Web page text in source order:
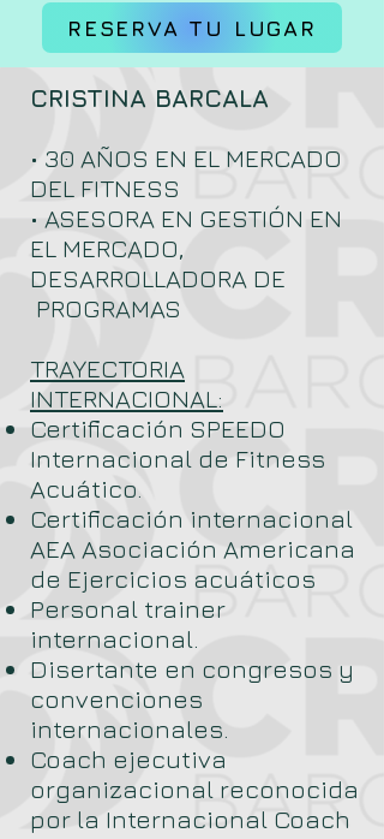
RESERVA TU LUGAR
CRISTINA BARCALA
• 30 AÑOS EN EL MERCADO
DEL FITNESS
• ASESORA EN GESTIÓN EN
EL MERCADO,
DESARROLLADORA DE
PROGRAMAS
TRAYECTORIA
INTERNACIONAL:
Certificación SPEEDO
Internacional de Fitness
Acuático.
Certificación internacional
AEA Asociación Americana
de Ejercicios acuáticos
Personal trainer
internacional.
Disertante en congresos y
convenciones
internacionales.
Coach ejecutiva
organizacional reconocida
por la Internacional Coach